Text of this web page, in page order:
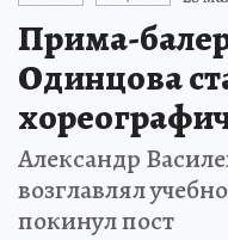
Прима-
Одинцова
Александр
возглавлял
покинул пост